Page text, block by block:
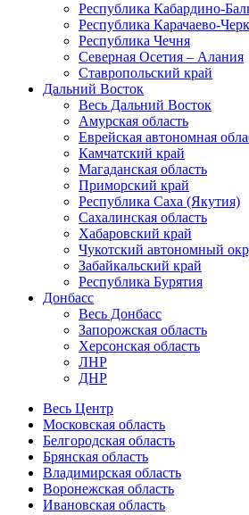
Республика Кабардино-
Республика Карачаево-
Республика Чечня
Северная Осетия – Алания
Ставропольский край
Дальний Восток
Весь Дальний Восток
Амурская область
Еврейская автономная
Камчатский край
Магаданская область
Приморский край
Республика Саха (Якутия)
Сахалинская область
Хабаровский край
Чукотский автономный
Забайкальский край
Республика Бурятия
Донбасс
Весь Донбасс
Запорожская область
Херсонская область
ЛНР
ДНР
Весь Центр
Московская область
Белгородская область
Брянская область
Владимирская область
Воронежская область
Ивановская область